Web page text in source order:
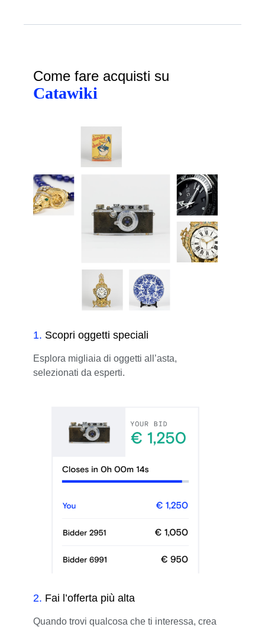
Come fare acquisti su
Catawiki
1. Scopri oggetti speciali
Esplora migliaia di oggetti all’asta,
selezionati da esperti.
2. Fai l’offerta più alta
Quando trovi qualcosa che ti interessa, crea